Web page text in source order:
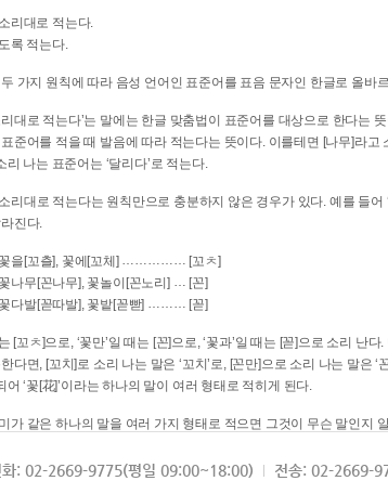
리대로 적는다.
록 적는다.
가지 원칙에 따라 음성 언어인 표준어를 표음 문자인 한글로 올바
대로 적는다’는 말에는 한글 맞춤법이 표준어를 대상으로 한다는
발음에 따라 적는다는 뜻이다. 이를테면 [나무]라고 소리 나는 표준어는 ‘나무’로 적
리 나는 표준어는 ‘달리다’로 적는다.
리대로 적는다는 원칙만으로 충분하지 않은 경우가 있다. 예를 들어
진다.
을[꼬츨], 꽃에[꼬체] …………… [꼬ㅊ]
나무[꼰나무], 꽃놀이[꼰노리] … [꼰]
다발[꼳따발], 꽃밭[꼳빧] ……… [꼳]
는 [꼬ㅊ]으로, ‘꽃만’일 때는 [꼰]으로, ‘꽃과’일 때는 [꼳]으로 소리 난
나는 말은 ‘꼬치’로, [꼰만]으로 소리 나는 말은 ‘꼰만’으로, [꼳꽈]로 소리 나는 말
어 ‘꽃[花]’이라는 하나의 말이 여러 형태로 적히게 된다.
가 같은 하나의 말을 여러 가지 형태로 적으면 그것이 무슨 말인지
를 파악하는 데 효과적이다.
화: 02-2669-9775(평일 09:00~18:00) 전송: 02-2669-